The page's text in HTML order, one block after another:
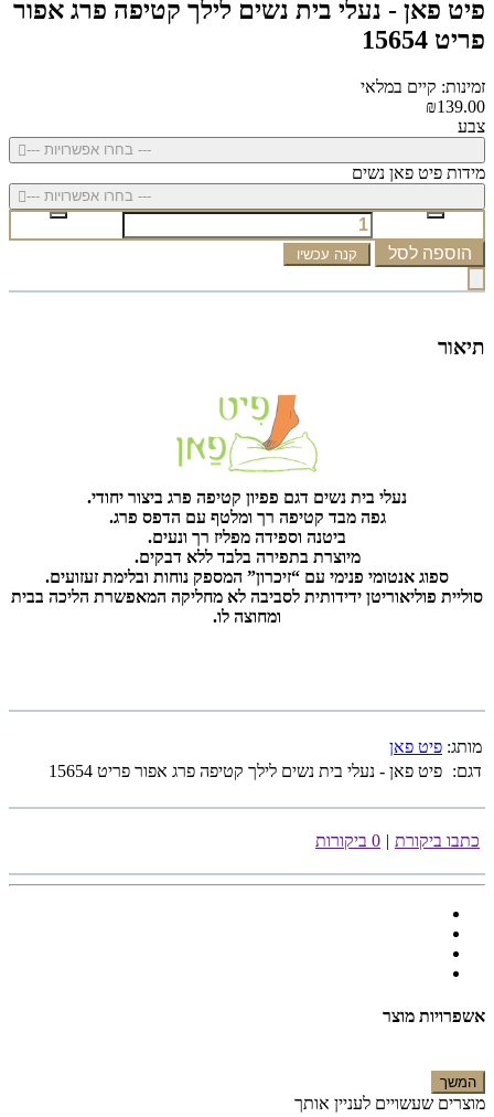
פיט פאן - נעלי בית נשים לילך קטיפה פרג אפור
פריט 15654
זמינות: קיים במלאי
₪139.00
צבע
--- בחרו אפשרויות ---
מידות פיט פאן נשים
--- בחרו אפשרויות ---
הוספה לסל קנה עכשיו
תיאור
נעלי בית נשים דגם פפיון קטיפה פרג ביצור יחודי.
גפה מבד קטיפה רך ומלטף עם הדפס פרג.
ביטנה וספידה מפליז רך ונעים.
מיוצרת בתפירה בלבד ללא דבקים.
ספוג אנטומי פנימי עם “זיכרון” המספק נוחות ובלימת זעזועים.
סוליית פוליאוריטן ידידותית לסביבה לא מחליקה המאפשרת הליכה בבית
ומחוצה לו.
מותג: פיט פאן
דגם: פיט פאן - נעלי בית נשים לילך קטיפה פרג אפור פריט 15654
כתבו ביקורת | 0 ביקורות
אשפרויות מוצר
המשך
מוצרים שעשויים לעניין אותך